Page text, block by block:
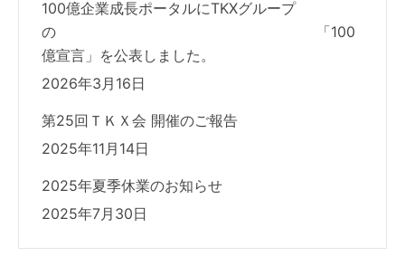
100億企業成長ポータルにTKXグループ
の 「100
億宣言」を公表しました。
2026年3月16日
第25回ＴＫＸ会 開催のご報告
2025年11月14日
2025年夏季休業のお知らせ
2025年7月30日